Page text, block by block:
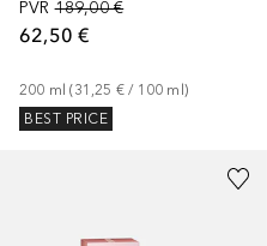
PVR 189,00 €
62,50 €
200 ml (31,25 € / 100 ml )
BEST PRICE
+ 7